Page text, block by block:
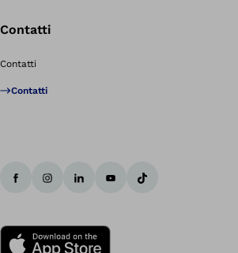
Contatti
Contatti
Contatti